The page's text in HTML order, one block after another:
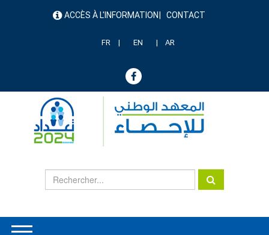
menu ACCÈS À L'INFORMATION CONTACT
FR EN AR